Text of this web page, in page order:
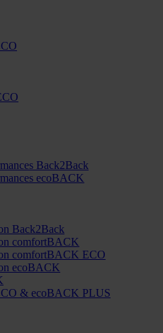
Back2Back
ecoBACK
Back2Back
comfortBACK
comfortBACK ECO
ecoBACK
& ecoBACK PLUS